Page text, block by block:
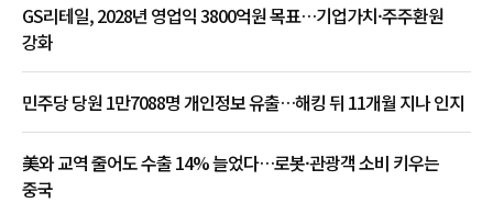
GS리테일, 2028년 영업익 3800억원 목표…기업가치·주주환원
강화
민주당 당원 1만7088명 개인정보 유출…해킹 뒤 11개월 지나 인지
美와 교역 줄어도 수출 14% 늘었다…로봇·관광객 소비 키우는
중국